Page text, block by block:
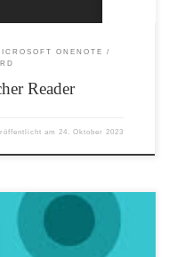
ONENOTE
Reader
am 24. Oktober 2023
mit Microsoft Forms. Um